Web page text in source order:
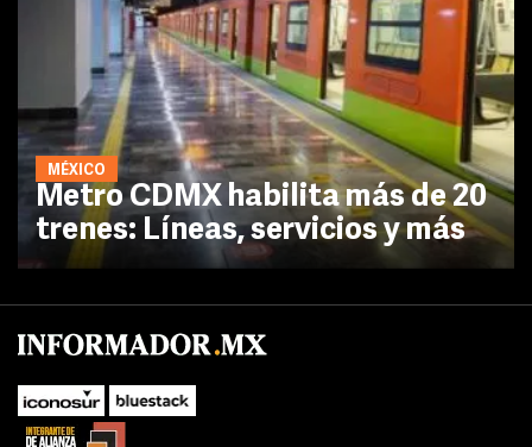
MÉXICO
Metro CDMX habilita más de 20
trenes: Líneas, servicios y más